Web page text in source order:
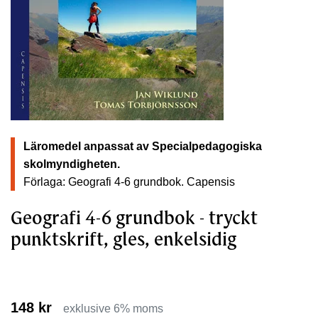
Läromedel anpassat av Specialpedagogiska
skolmyndigheten.
Förlaga: Geografi 4-6 grundbok. Capensis
Geografi 4-6 grundbok - tryckt
punktskrift, gles, enkelsidig
148 kr exklusive 6% moms